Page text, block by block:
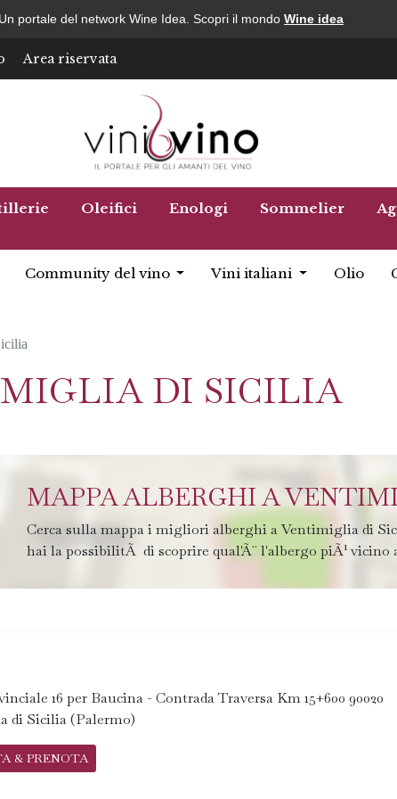
Un portale del network Wine Idea. Scopri il mondo Wine idea
Area riservata
Oleifici Enologi Sommelier
Community del vino Vini italiani Olio
DI SICILIA
MAPPA ALBERGHI A
Cerca sulla mappa i migliori alberghi a Ventimiglia di
hai la possibilitÃ di scoprire qual'Ã¨ l'albergo piÃ¹ vicino
16 per Baucina - Contrada Traversa Km 15+600 90020
di Sicilia (Palermo)
& PRENOTA